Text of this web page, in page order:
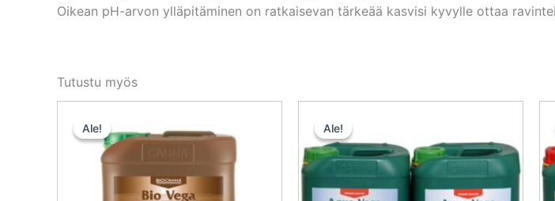
Oikean pH-arvon ylläpitäminen on ratkaisevan tärkeää kasvisi kyvylle ottaa
Tutustu myös
Ale!
Ale!
oli:
on:
Ale!
Ale!
91,00 €.81,90 €.